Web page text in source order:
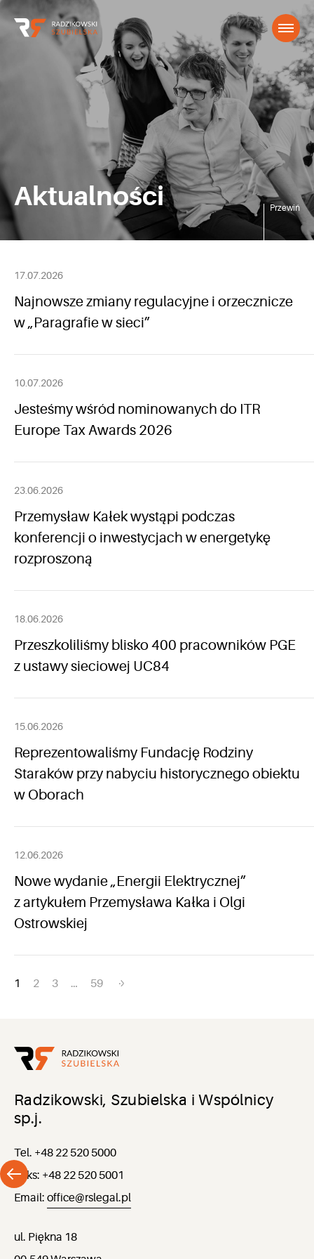
Aktualności Przewiń
17.07.2026
Najnowsze zmiany regulacyjne i orzecznicze
w „Paragrafie w sieci”
10.07.2026
Jesteśmy wśród nominowanych do ITR
Europe Tax Awards 2026
23.06.2026
Przemysław Kałek wystąpi podczas
konferencji o inwestycjach w energetykę
rozproszoną
18.06.2026
Przeszkoliliśmy blisko 400 pracowników PGE
z ustawy sieciowej UC84
15.06.2026
Reprezentowaliśmy Fundację Rodziny
Staraków przy nabyciu historycznego obiektu
w Oborach
12.06.2026
Nowe wydanie „Energii Elektrycznej”
z artykułem Przemysława Kałka i Olgi
Ostrowskiej
Nawigacja
1 2 3 … 59
Radzikowski, Szubielska i Wspólnicy
sp.j.
Tel. +48 22 520 5000
Faks: +48 22 520 5001
Email: office@rslegal.pl
ul. Piękna 18